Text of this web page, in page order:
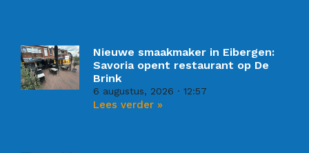
Nieuwe smaakmaker in Eibergen:
Savoria opent restaurant op De
Brink
6 augustus, 2026 12:57
Lees verder »